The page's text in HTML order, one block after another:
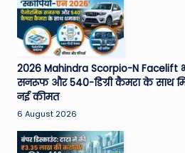
u
n
d
T
h
e
2026 Mahindra Scorpio-N Facelift
सनरूफ और 540-डिग्री कैमरा के साथ
नई कीमत
6 August 2026